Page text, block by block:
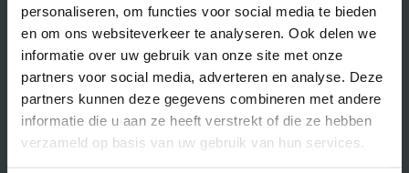
personaliseren, om functies voor social media te bieden
en om ons websiteverkeer te analyseren. Ook delen we
informatie over uw gebruik van onze site met onze
partners voor social media, adverteren en analyse. Deze
partners kunnen deze gegevens combineren met andere
informatie die u aan ze heeft verstrekt of die ze hebben
verzameld op basis van uw gebruik van hun services.
Nijverheidsstraat 25-K
3861 RJ Nijkerk
info@supplyservice.nl
+31 33 468 13 42
KvK nummer: 66384737